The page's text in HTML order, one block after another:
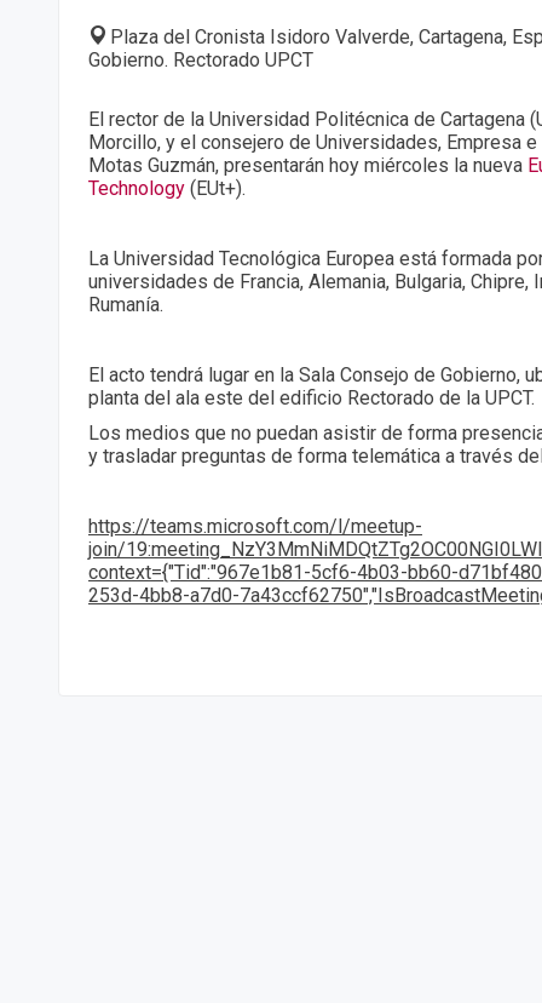
Plaza del Cronista Isidoro Valverde, Cartagena,
Gobierno. Rectorado UPCT
El rector de la Universidad Politécnica de Cartagena
Morcillo, y el consejero de Universidades, Empresa
Motas Guzmán, presentarán hoy miércoles la nueva
Technology (EUt+).
La Universidad Tecnológica Europea está formada
universidades de Francia, Alemania, Bulgaria, Chipre,
Rumanía.
El acto tendrá lugar en la Sala Consejo de Gobierno,
planta del ala este del edificio Rectorado de la UPCT.
Los medios que no puedan asistir de forma
y trasladar preguntas de forma telemática a través
https://teams.microsoft.com/l/meetup-
join/
context={"Tid":"967e1b81-5cf6-4b03-bb60-
253d-4bb8-a7d0-